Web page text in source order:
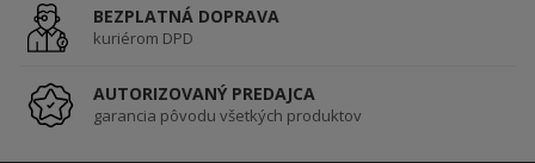
BEZPLATNÁ DOPRAVA
kuriérom DPD
AUTORIZOVANÝ PREDAJCA
garancia pôvodu všetkých produktov